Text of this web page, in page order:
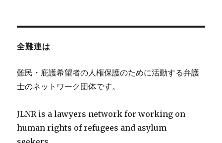
全難連は
難民・庇護希望者の人権保護のために活動する弁護
士のネットワーク団体です。
JLNR is a lawyers network for working on
human rights of refugees and asylum